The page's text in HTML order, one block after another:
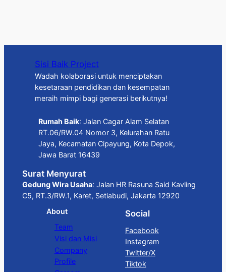
Sisi Baik Project
Wadah kolaborasi untuk menciptakan
kesetaraan pendidikan dan kesempatan
meraih mimpi bagi generasi berikutnya!
Rumah Baik: Jalan Cagar Alam Selatan
RT.06/RW.04 Nomor 3, Kelurahan Ratu
Jaya, Kecamatan Cipayung, Kota Depok,
Jawa Barat 16439
Surat Menyurat
Gedung Wira Usaha: Jalan HR Rasuna Said Kavling
C5, RT.3/RW.1, Karet, Setiabudi, Jakarta 12920
About
Team
Visi dan Misi
Company
Profile
Social
Facebook
Instagram
Twitter/X
Tiktok